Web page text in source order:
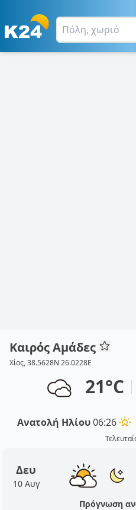
Καιρός Αμάδες
Χίος, 38.5628N 26.0228E
21°C
Ανατολή Ηλίου06:26
Δευ
10 Αυγ
Πρόγνωση